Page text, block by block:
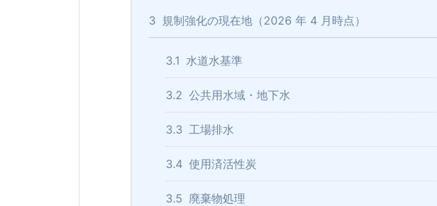
3 規制強化の現在地（2026 年 4 月時点）
3.1 水道水基準
3.2 公共用水域・地下水
3.3 工場排水
3.4 使用済活性炭
3.5 廃棄物処理